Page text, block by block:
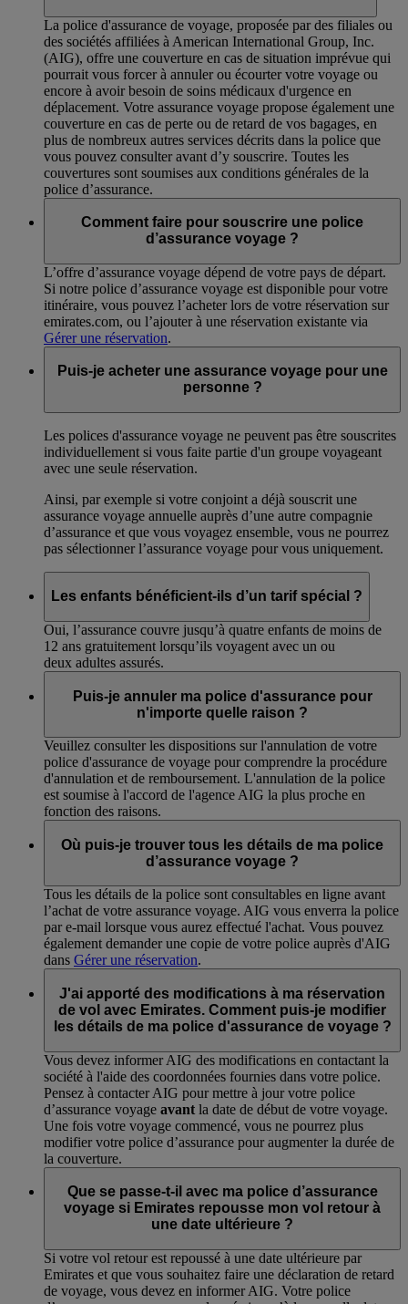
La police d'assurance de voyage, proposée par des filiales ou
des sociétés affiliées à American International Group, Inc.
(AIG), offre une couverture en cas de situation imprévue qui
pourrait vous forcer à annuler ou écourter votre voyage ou
encore à avoir besoin de soins médicaux d'urgence en
déplacement. Votre assurance voyage propose également une
couverture en cas de perte ou de retard de vos bagages, en
plus de nombreux autres services décrits dans la police que
vous pouvez consulter avant d’y souscrire. Toutes les
couvertures sont soumises aux conditions générales de la
police d’assurance.
Comment faire pour souscrire une police
d’assurance voyage ?
L’offre d’assurance voyage dépend de votre pays de départ.
Si notre police d’assurance voyage est disponible pour votre
itinéraire, vous pouvez l’acheter lors de votre réservation sur
emirates.com, ou l’ajouter à une réservation existante via
Gérer une réservation.
Puis-je acheter une assurance voyage pour une
personne ?
Les polices d'assurance voyage ne peuvent pas être souscrites
individuellement si vous faite partie d'un groupe voyageant
avec une seule réservation.
Ainsi, par exemple si votre conjoint a déjà souscrit une
assurance voyage annuelle auprès d’une autre compagnie
d’assurance et que vous voyagez ensemble, vous ne pourrez
pas sélectionner l’assurance voyage pour vous uniquement.
Les enfants bénéficient-ils d’un tarif spécial ?
Oui, l’assurance couvre jusqu’à quatre enfants de moins de
12 ans gratuitement lorsqu’ils voyagent avec un ou
deux adultes assurés.
Puis-je annuler ma police d'assurance pour
n'importe quelle raison ?
Veuillez consulter les dispositions sur l'annulation de votre
police d'assurance de voyage pour comprendre la procédure
d'annulation et de remboursement. L'annulation de la police
est soumise à l'accord de l'agence AIG la plus proche en
fonction des raisons.
Où puis-je trouver tous les détails de ma police
d’assurance voyage ?
Tous les détails de la police sont consultables en ligne avant
l’achat de votre assurance voyage. AIG vous enverra la police
par e-mail lorsque vous aurez effectué l'achat. Vous pouvez
également demander une copie de votre police auprès d'AIG
dans Gérer une réservation.
J'ai apporté des modifications à ma réservation
de vol avec Emirates. Comment puis-je modifier
les détails de ma police d'assurance de voyage ?
Vous devez informer AIG des modifications en contactant la
société à l'aide des coordonnées fournies dans votre police.
Pensez à contacter AIG pour mettre à jour votre police
d’assurance voyage avant la date de début de votre voyage.
Une fois votre voyage commencé, vous ne pourrez plus
modifier votre police d’assurance pour augmenter la durée de
la couverture.
Que se passe-t-il avec ma police d’assurance
voyage si Emirates repousse mon vol retour à
une date ultérieure ?
Si votre vol retour est repoussé à une date ultérieure par
Emirates et que vous souhaitez faire une déclaration de retard
de voyage, vous devez en informer AIG. Votre police